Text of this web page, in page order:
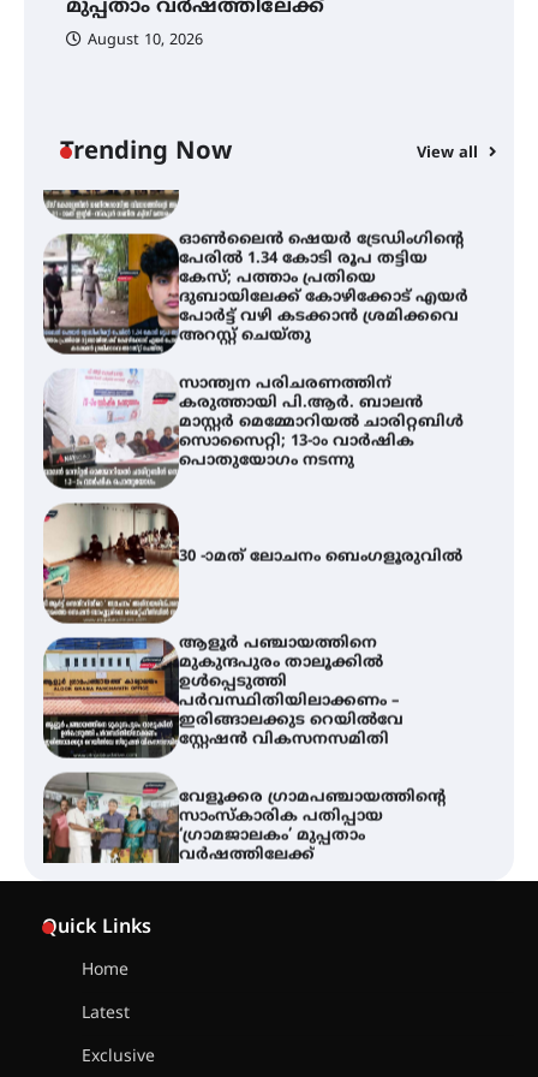
മുപ്പതാം വർഷത്തിലേക്ക്
August 10, 2026
Trending Now View all
വർഷത്തിലേക്ക്
ഓൺലൈൻ ഷെയർ ട്രേഡിംഗിന്റെ
കേസ്; പത്താം പ്രതിയെ
ദുബായിലേക്ക് കോഴിക്കോട് എയർ
പോർട്ട് വഴി കടക്കാൻ ശ്രമിക്കവെ
അറസ്റ്റ് ചെയ്തു
സാന്ത്വന പരിചരണത്തിന്
മാസ്റ്റർ മെമ്മോറിയൽ ചാരിറ്റബിൾ
സൊസൈറ്റി; 13-ാം വാർഷിക
പൊതുയോഗം നടന്നു
ആളൂർ പഞ്ചായത്തിനെ
ഉൾപ്പെടുത്തി
പർവസ്ഥിതിയിലാക്കണം –
ഇരിങ്ങാലക്കുട റെയിൽവേ
സ്റ്റേഷൻ വികസനസമിതി
വേളൂക്കര ഗ്രാമപഞ്ചായത്തിന്റെ
‘ഗ്രാമജാലകം’ മുപ്പതാം
വർഷത്തിലേക്ക്
Quick Links
Home
Latest
Exclusive